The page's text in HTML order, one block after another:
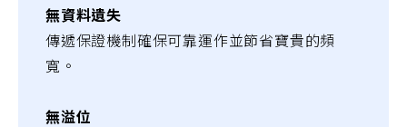
無資料遺失
傳遞保證機制確保可靠運作並節省寶貴的頻
寬。
無溢位